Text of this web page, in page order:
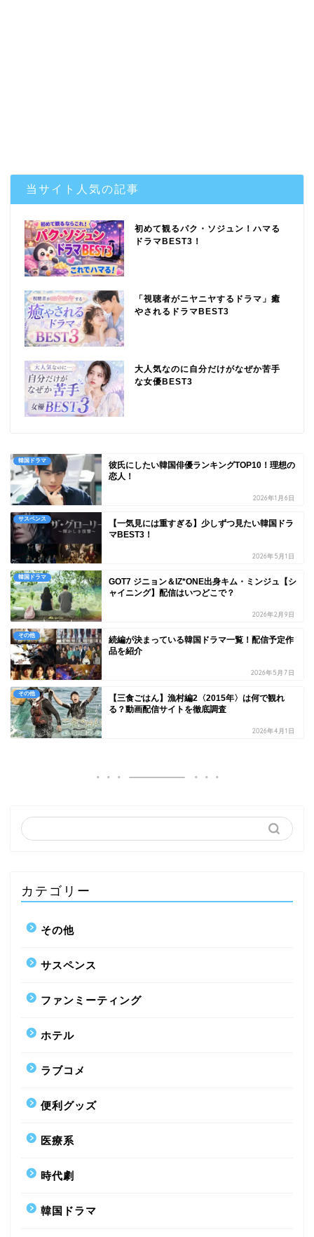
当サイト人気の記事
初めて観るパク・ソジュン！ハマる
ドラマBEST3！
「視聴者がニヤニヤするドラマ」癒
やされるドラマBEST3
大人気なのに自分だけがなぜか苦手
な女優BEST3
韓国ドラマ
彼氏にしたい韓国俳優ランキングTOP10！理想の
恋人！
2026年1月6日
サスペンス
【一気見には重すぎる】少しずつ見たい韓国ドラ
マBEST3！
2026年5月1日
韓国ドラマ
GOT7 ジニョン＆IZ*ONE出身キム・ミンジュ【シ
ャイニング】配信はいつどこで？
2026年2月9日
その他
続編が決まっている韓国ドラマ一覧！配信予定作
品を紹介
2026年5月7日
その他
【三食ごはん】漁村編2〈2015年〉は何で観れ
る？動画配信サイトを徹底調査
2026年4月1日
カテゴリー
その他
サスペンス
ファンミーティング
ホテル
ラブコメ
便利グッズ
医療系
時代劇
韓国ドラマ